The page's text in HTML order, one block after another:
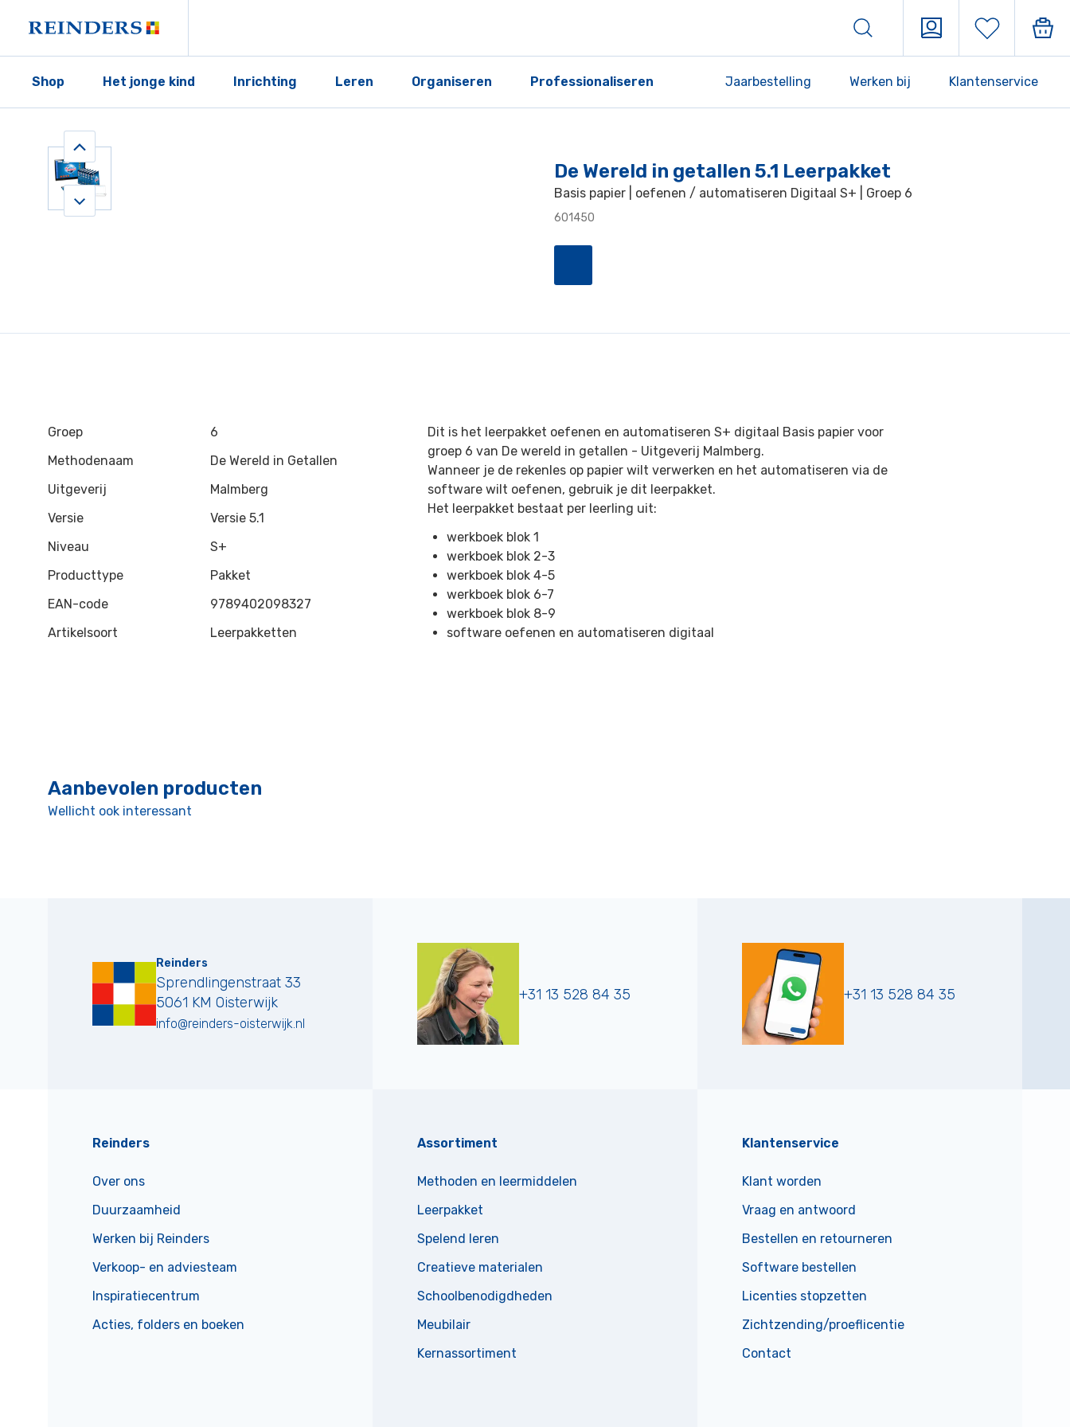
Shop Het jonge kind Inrichting Leren Organiseren Professionaliseren Jaarbestelling Werken bij Klantenservice
De Wereld in getallen 5.1 Leerpakket
Basis papier | oefenen / automatiseren Digitaal S+ | Groep 6
601450
Groep
6
Methodenaam
De Wereld in Getallen
Uitgeverij
Malmberg
Versie
Versie 5.1
Niveau
S+
Producttype
Pakket
EAN-code
9789402098327
Artikelsoort
Leerpakketten
Dit is het leerpakket oefenen en automatiseren S+ digitaal Basis papier voor
groep 6 van De wereld in getallen - Uitgeverij Malmberg.
Wanneer je de rekenles op papier wilt verwerken en het automatiseren via de
software wilt oefenen, gebruik je dit leerpakket.
Het leerpakket bestaat per leerling uit:
werkboek blok 1
werkboek blok 2-3
werkboek blok 4-5
werkboek blok 6-7
werkboek blok 8-9
software oefenen en automatiseren digitaal
Aanbevolen producten
Wellicht ook interessant
Reinders
Sprendlingenstraat 33
5061 KM Oisterwijk
info@reinders-oisterwijk.nl
+31 13 528 84 35 +31 13 528 84 35
Reinders
Over ons
Duurzaamheid
Werken bij Reinders
Verkoop- en adviesteam
Inspiratiecentrum
Acties, folders en boeken
Assortiment
Methoden en leermiddelen
Leerpakket
Spelend leren
Creatieve materialen
Schoolbenodigdheden
Meubilair
Kernassortiment
Klantenservice
Klant worden
Vraag en antwoord
Bestellen en retourneren
Software bestellen
Licenties stopzetten
Zichtzending/proeflicentie
Contact